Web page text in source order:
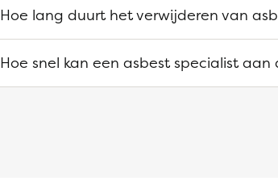
Hoe lang duurt het verwijderen van
Hoe snel kan een asbest specialist aan